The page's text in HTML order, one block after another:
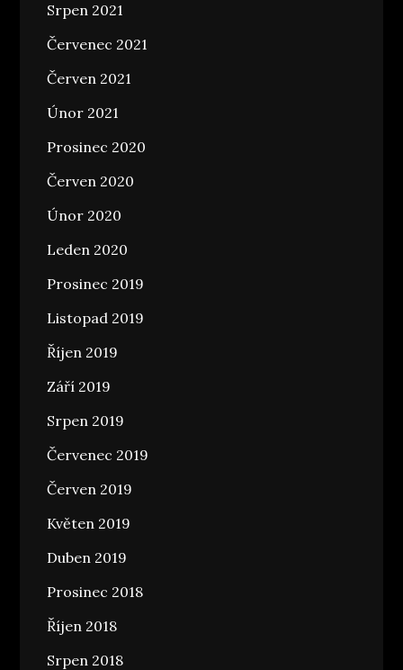
Srpen 2021
Červenec 2021
Červen 2021
Únor 2021
Prosinec 2020
Červen 2020
Únor 2020
Leden 2020
Prosinec 2019
Listopad 2019
Říjen 2019
Září 2019
Srpen 2019
Červenec 2019
Červen 2019
Květen 2019
Duben 2019
Prosinec 2018
Říjen 2018
Srpen 2018